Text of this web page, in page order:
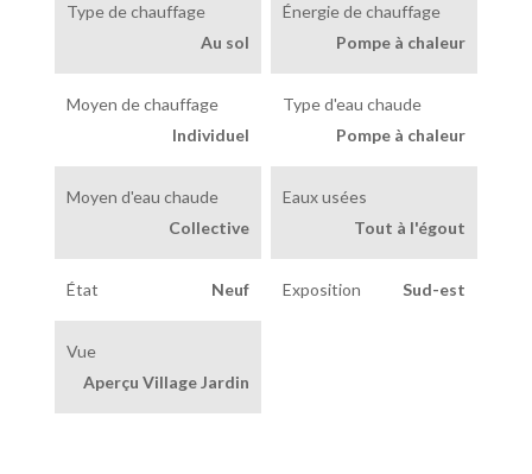
Type de chauffage
Au sol
Énergie de chauffage
Pompe à chaleur
Moyen de chauffage
Individuel
Type d'eau chaude
Pompe à chaleur
Moyen d'eau chaude
Collective
Eaux usées
Tout à l'égout
État Neuf Exposition Sud-est
Vue
Aperçu Village Jardin